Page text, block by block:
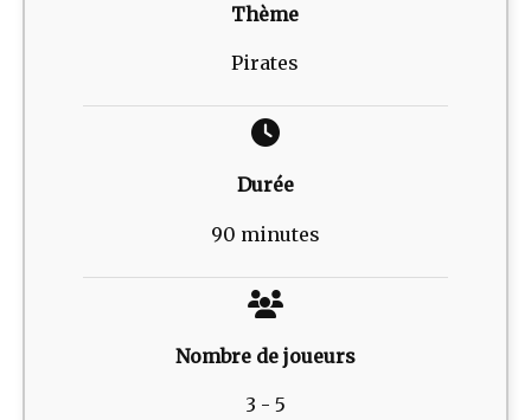
Thème
Pirates
Durée
90 minutes
Nombre de joueurs
3 - 5